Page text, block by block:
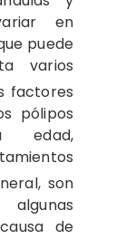
en
puede
varios
factores
pólipos
edad,
son
de